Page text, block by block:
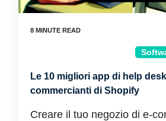
Le 10 migliori app di help
commercianti di Shopify
Creare il tuo negozio di e-